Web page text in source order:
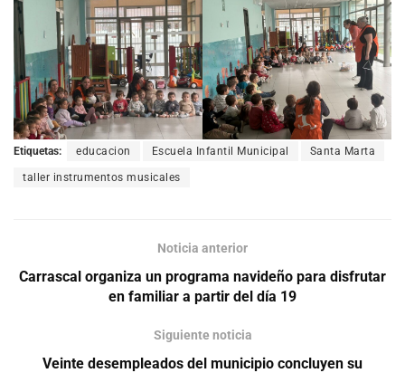
Etiquetas: educacion Escuela Infantil Municipal Santa Marta
taller instrumentos musicales
Noticia anterior
Carrascal organiza un programa navideño para disfrutar
en familiar a partir del día 19
Siguiente noticia
Veinte desempleados del municipio concluyen su